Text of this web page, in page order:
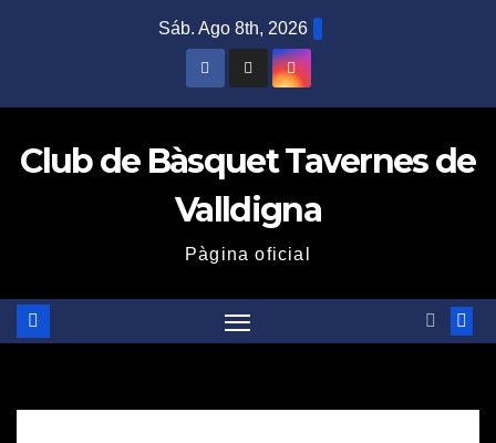
Sáb. Ago 8th, 2026
Club de Bàsquet Tavernes de
Valldigna
Pàgina oficial